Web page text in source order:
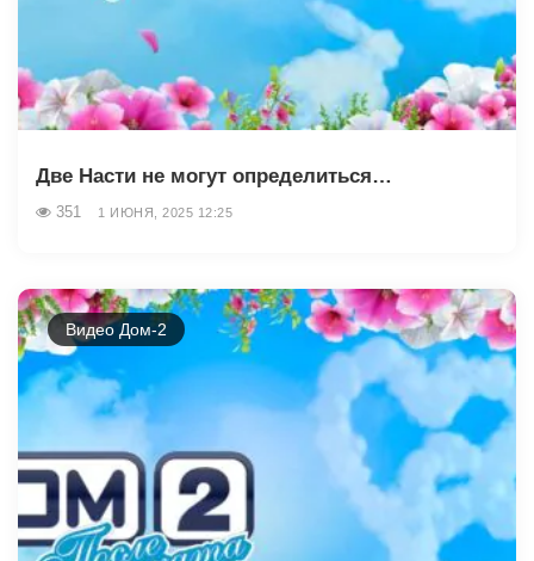
Две Насти не могут определиться…
351 1 ИЮНЯ, 2025 12:25
Видео Дом-2